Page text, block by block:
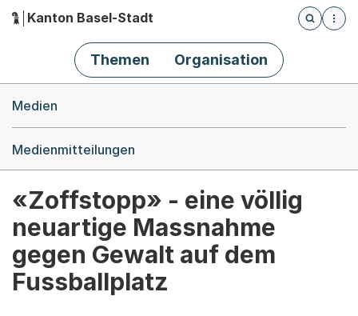
Hauptnavigation
Kanton Basel-Stadt
Öffnet
Themen Organisation
Medien
Medienmitteilungen
«Zoffstopp» - eine völlig
neuartige Massnahme
gegen Gewalt auf dem
Fussballplatz